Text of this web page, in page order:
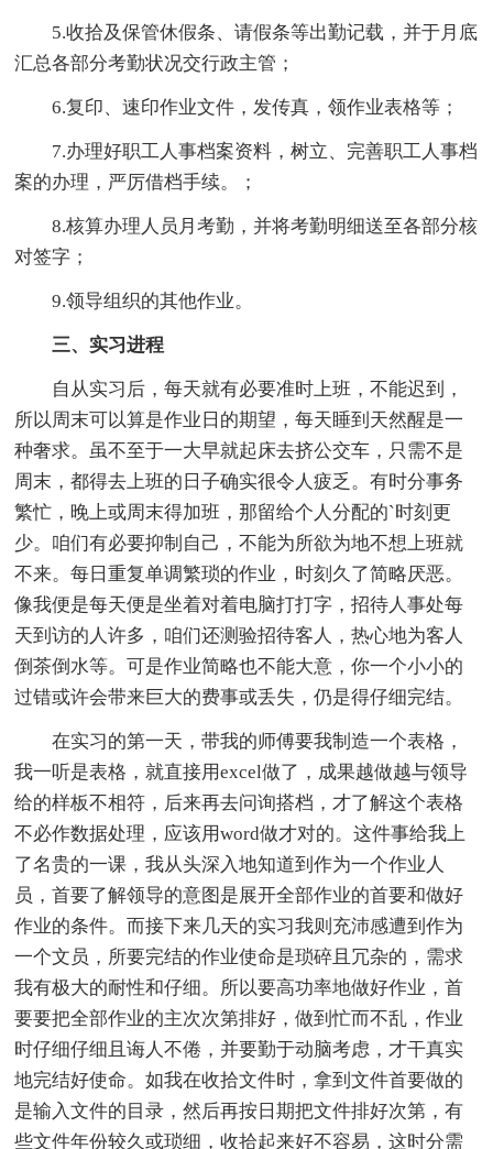
5.收拾及保管休假条、请假条等出勤记载，并于月底
汇总各部分考勤状况交行政主管；
6.复印、速印作业文件，发传真，领作业表格等；
7.办理好职工人事档案资料，树立、完善职工人事档
案的办理，严厉借档手续。；
8.核算办理人员月考勤，并将考勤明细送至各部分核
对签字；
9.领导组织的其他作业。
三、实习进程
自从实习后，每天就有必要准时上班，不能迟到，
所以周末可以算是作业日的期望，每天睡到天然醒是一
种奢求。虽不至于一大早就起床去挤公交车，只需不是
周末，都得去上班的日子确实很令人疲乏。有时分事务
繁忙，晚上或周末得加班，那留给个人分配的`时刻更
少。咱们有必要抑制自己，不能为所欲为地不想上班就
不来。每日重复单调繁琐的作业，时刻久了简略厌恶。
像我便是每天便是坐着对着电脑打打字，招待人事处每
天到访的人许多，咱们还测验招待客人，热心地为客人
倒茶倒水等。可是作业简略也不能大意，你一个小小的
过错或许会带来巨大的费事或丢失，仍是得仔细完结。
在实习的第一天，带我的师傅要我制造一个表格，
我一听是表格，就直接用excel做了，成果越做越与领导
给的样板不相符，后来再去问询搭档，才了解这个表格
不必作数据处理，应该用word做才对的。这件事给我上
了名贵的一课，我从头深入地知道到作为一个作业人
员，首要了解领导的意图是展开全部作业的首要和做好
作业的条件。而接下来几天的实习我则充沛感遭到作为
一个文员，所要完结的作业使命是琐碎且冗杂的，需求
我有极大的耐性和仔细。所以要高功率地做好作业，首
要要把全部作业的主次次第排好，做到忙而不乱，作业
时仔细仔细且诲人不倦，并要勤于动脑考虑，才干真实
地完结好使命。如我在收拾文件时，拿到文件首要做的
是输入文件的目录，然后再按日期把文件排好次第，有
些文件年份较久或琐细，收拾起来好不容易，这时分需